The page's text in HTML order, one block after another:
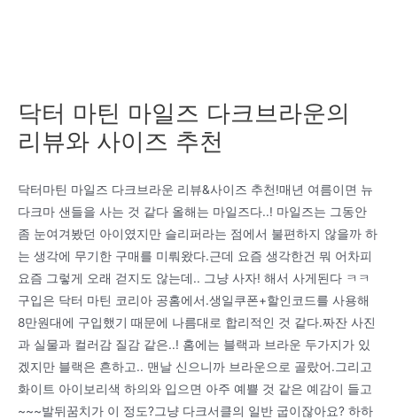
닥터 마틴 마일즈 다크브라운의
리뷰와 사이즈 추천
닥터마틴 마일즈 다크브라운 리뷰&사이즈 추천!매년 여름이면 뉴
다크마 샌들을 사는 것 같다 올해는 마일즈다..! 마일즈는 그동안
좀 눈여겨봤던 아이였지만 슬리퍼라는 점에서 불편하지 않을까 하
는 생각에 무기한 구매를 미뤄왔다.근데 요즘 생각한건 뭐 어차피
요즘 그렇게 오래 걷지도 않는데.. 그냥 사자! 해서 사게된다 ㅋㅋ
구입은 닥터 마틴 코리아 공홈에서.생일쿠폰+할인코드를 사용해
8만원대에 구입했기 때문에 나름대로 합리적인 것 같다.짜잔 사진
과 실물과 컬러감 질감 같은..! 홈에는 블랙과 브라운 두가지가 있
겠지만 블랙은 흔하고.. 맨날 신으니까 브라운으로 골랐어.그리고
화이트 아이보리색 하의와 입으면 아주 예쁠 것 같은 예감이 들고
~~~발뒤꿈치가 이 정도?그냥 다크서클의 일반 굽이잖아요? 하하